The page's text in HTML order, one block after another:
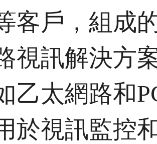
客戶，組成
視訊解決方
乙太網路和
於視訊監控